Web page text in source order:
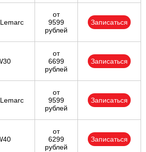
от
9599
рублей
Записаться
от
6699
рублей
Записаться
от
9599
рублей
Записаться
от
6299
рублей
Записаться